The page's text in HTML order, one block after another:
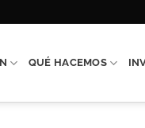
QUÉ HACEMOS